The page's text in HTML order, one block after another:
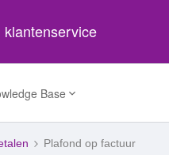
klantenservice
Base
Plafond op factuur